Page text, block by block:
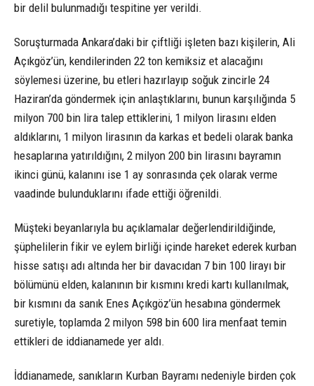
bir delil bulunmadığı tespitine yer verildi.
Soruşturmada Ankara’daki bir çiftliği işleten bazı kişilerin, Ali
Açıkgöz’ün, kendilerinden 22 ton kemiksiz et alacağını
söylemesi üzerine, bu etleri hazırlayıp soğuk zincirle 24
Haziran’da göndermek için anlaştıklarını, bunun karşılığında 5
milyon 700 bin lira talep ettiklerini, 1 milyon lirasını elden
aldıklarını, 1 milyon lirasının da karkas et bedeli olarak banka
hesaplarına yatırıldığını, 2 milyon 200 bin lirasını bayramın
ikinci günü, kalanını ise 1 ay sonrasında çek olarak verme
vaadinde bulunduklarını ifade ettiği öğrenildi.
Müşteki beyanlarıyla bu açıklamalar değerlendirildiğinde,
şüphelilerin fikir ve eylem birliği içinde hareket ederek kurban
hisse satışı adı altında her bir davacıdan 7 bin 100 lirayı bir
bölümünü elden, kalanının bir kısmını kredi kartı kullanılmak,
bir kısmını da sanık Enes Açıkgöz’ün hesabına göndermek
suretiyle, toplamda 2 milyon 598 bin 600 lira menfaat temin
ettikleri de iddianamede yer aldı.
İddianamede, sanıkların Kurban Bayramı nedeniyle birden çok